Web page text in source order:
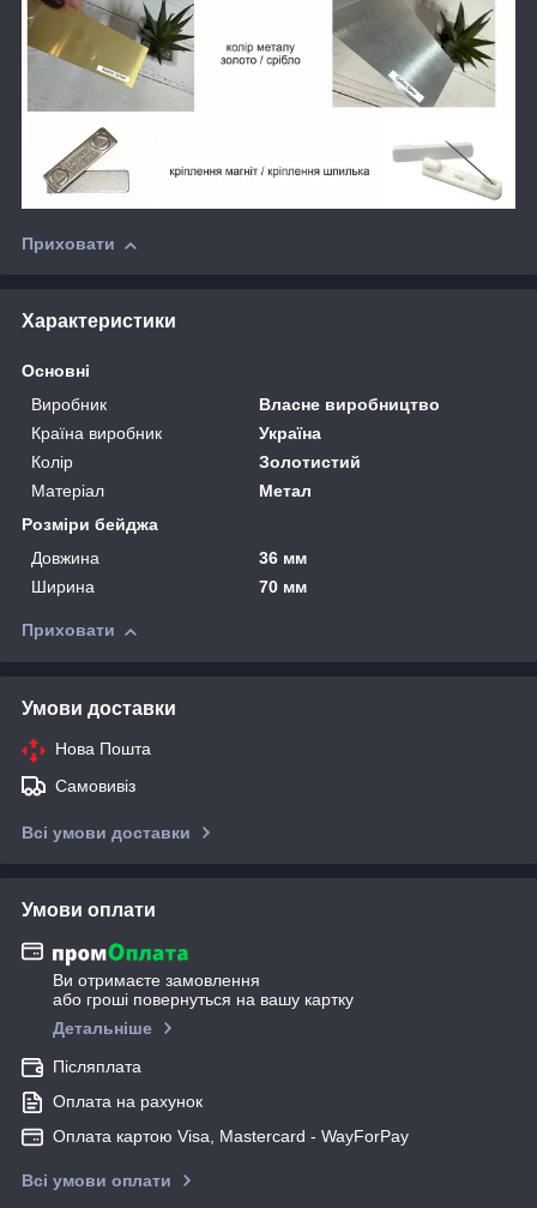
Приховати
Характеристики
Основні
Виробник
Власне виробництво
Країна виробник
Україна
Колір
Золотистий
Матеріал
Метал
Розміри бейджа
Довжина
36 мм
Ширина
70 мм
Приховати
Умови доставки
Нова Пошта
Самовивіз
Всі умови доставки
Умови оплати
Ви отримаєте замовлення
або гроші повернуться на вашу картку
Детальніше
Післяплата
Оплата на рахунок
Оплата картою Visa, Mastercard - WayForPay
Всі умови оплати